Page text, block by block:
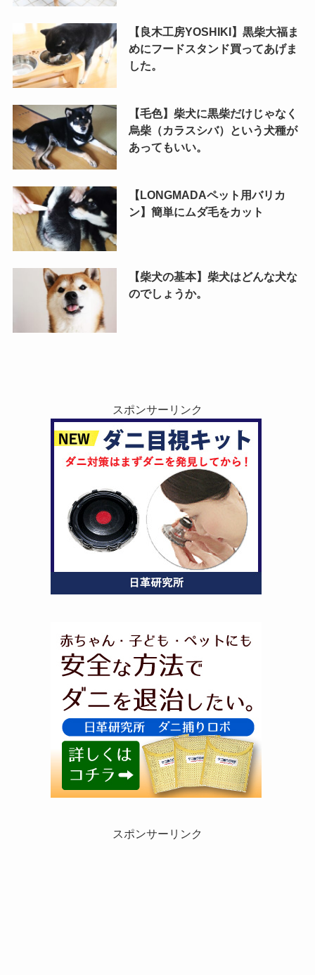
【良木工房YOSHIKI】黒柴大福ま
めにフードスタンド買ってあげま
した。
【毛色】柴犬に黒柴だけじゃなく
烏柴（カラスシバ）という犬種が
あってもいい。
【LONGMADAペット用バリカ
ン】簡単にムダ毛をカット
【柴犬の基本】柴犬はどんな犬な
のでしょうか。
スポンサーリンク
スポンサーリンク